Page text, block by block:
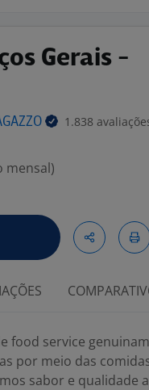
Gerais -
1.838
mensal)
food service
por meio das
sabor e qualidade